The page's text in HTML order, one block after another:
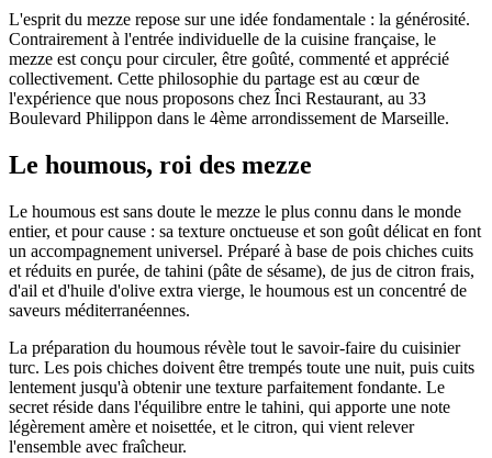
L'esprit du mezze repose sur une idée fondamentale : la générosité.
Contrairement à l'entrée individuelle de la cuisine française, le
mezze est conçu pour circuler, être goûté, commenté et apprécié
collectivement. Cette philosophie du partage est au cœur de
l'expérience que nous proposons chez Înci Restaurant, au 33
Boulevard Philippon dans le 4ème arrondissement de Marseille.
Le houmous, roi des mezze
Le houmous est sans doute le mezze le plus connu dans le monde
entier, et pour cause : sa texture onctueuse et son goût délicat en font
un accompagnement universel. Préparé à base de pois chiches cuits
et réduits en purée, de tahini (pâte de sésame), de jus de citron frais,
d'ail et d'huile d'olive extra vierge, le houmous est un concentré de
saveurs méditerranéennes.
La préparation du houmous révèle tout le savoir-faire du cuisinier
turc. Les pois chiches doivent être trempés toute une nuit, puis cuits
lentement jusqu'à obtenir une texture parfaitement fondante. Le
secret réside dans l'équilibre entre le tahini, qui apporte une note
légèrement amère et noisettée, et le citron, qui vient relever
l'ensemble avec fraîcheur.